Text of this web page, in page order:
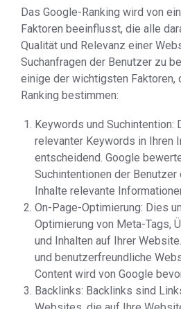
Das Google-Ranking wird von
Faktoren beeinflusst, die alle
Qualität und Relevanz einer
Suchanfragen der Benutzer zu
einige der wichtigsten Faktoren,
Ranking bestimmen:
Keywords und Suchintention:
relevanter Keywords in Ihren
entscheidend. Google
Suchintentionen der
Inhalte relevante
On-Page-Optimierung: Dies
Optimierung von Meta-Tags,
und Inhalten auf Ihrer
und benutzerfreundliche
Content wird von Google
Backlinks: Backlinks sind